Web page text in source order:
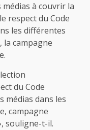
médias à couvrir la
respect du Code
les différentes
la campagne
du Code
médias dans les
campagne
souligne-t-il.